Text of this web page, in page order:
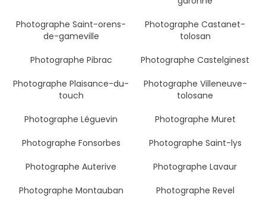
Photographe Saint-orens-
de-gameville
Photographe Castanet-
tolosan
Photographe Pibrac
Photographe Castelginest
Photographe Plaisance-du-
touch
Photographe Villeneuve-
tolosane
Photographe Léguevin
Photographe Muret
Photographe Fonsorbes
Photographe Saint-lys
Photographe Auterive
Photographe Lavaur
Photographe Montauban
Photographe Revel